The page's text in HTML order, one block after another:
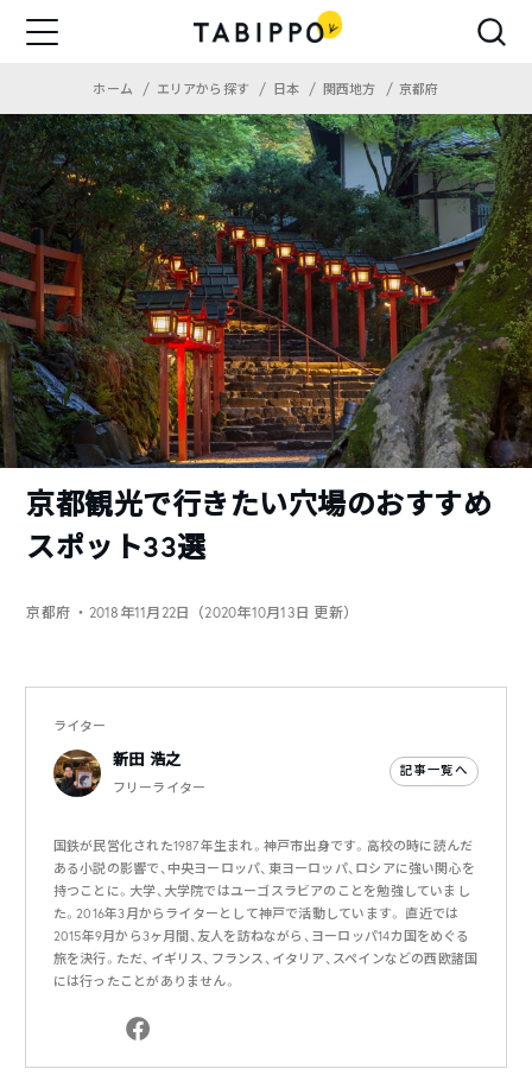
ホーム エリアから探す 日本 関西地方 京都府
京都観光で行きたい穴場のおすすめ
スポット33選
京都府 ・2018年11月22日（2020年10月13日 更新）
ライター
新田 浩之
フリーライター
記事一覧へ
国鉄が民営化された1987年生まれ。神戸市出身です。高校の時に読んだ
ある小説の影響で、中央ヨーロッパ、東ヨーロッパ、ロシアに強い関心を
持つことに。大学、大学院ではユーゴスラビアのことを勉強していまし
た。2016年3月からライターとして神戸で活動しています。 直近では
2015年9月から3ヶ月間、友人を訪ねながら、ヨーロッパ14カ国をめぐる
旅を決行。ただ、イギリス、フランス、イタリア、スペインなどの西欧諸国
には行ったことがありません。